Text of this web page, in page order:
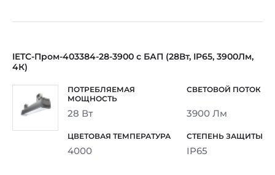
IETC-Пром-403384-28-3900 с БАП (28Вт, IP65, 3900Лм,
4К)
28 Вт 3900 Лм
4000 IP65